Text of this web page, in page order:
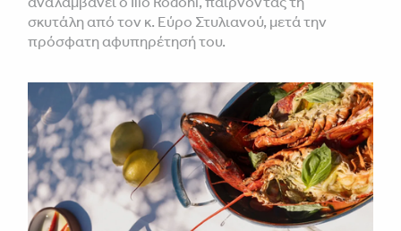
σκυτάλη από τον κ. Εύρο Στυλιανού, μετά την
πρόσφατη αφυπηρέτησή του.